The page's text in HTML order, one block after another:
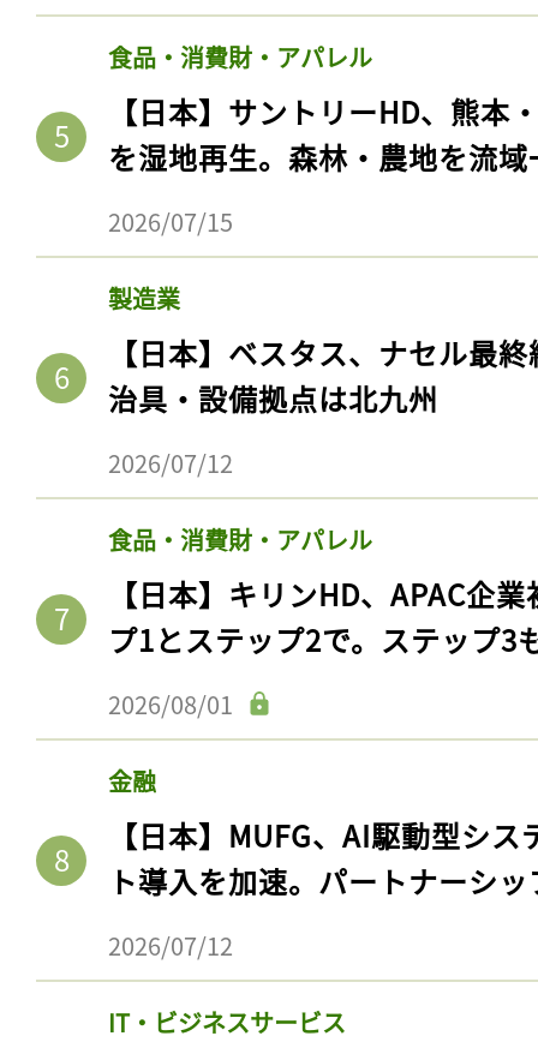
食品・消費財・アパレル
【日本】サントリーHD、熊本
を湿地再生。森林・農地を流
2026/07/15
製造業
【日本】ベスタス、ナセル最
治具・設備拠点は北九州
2026/07/12
食品・消費財・アパレル
【日本】キリンHD、APAC企
プ1とステップ2で。ステップ3
2026/08/01
金融
【日本】MUFG、AI駆動型シ
ト導入を加速。パートナーシ
2026/07/12
IT・ビジネスサービス